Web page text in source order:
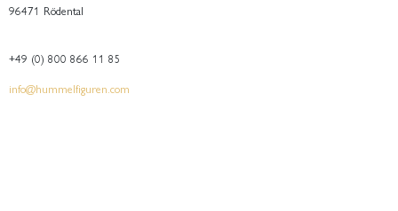
96471 Rödental
+49 (0) 800 866 11 85
info@hummelfiguren.com